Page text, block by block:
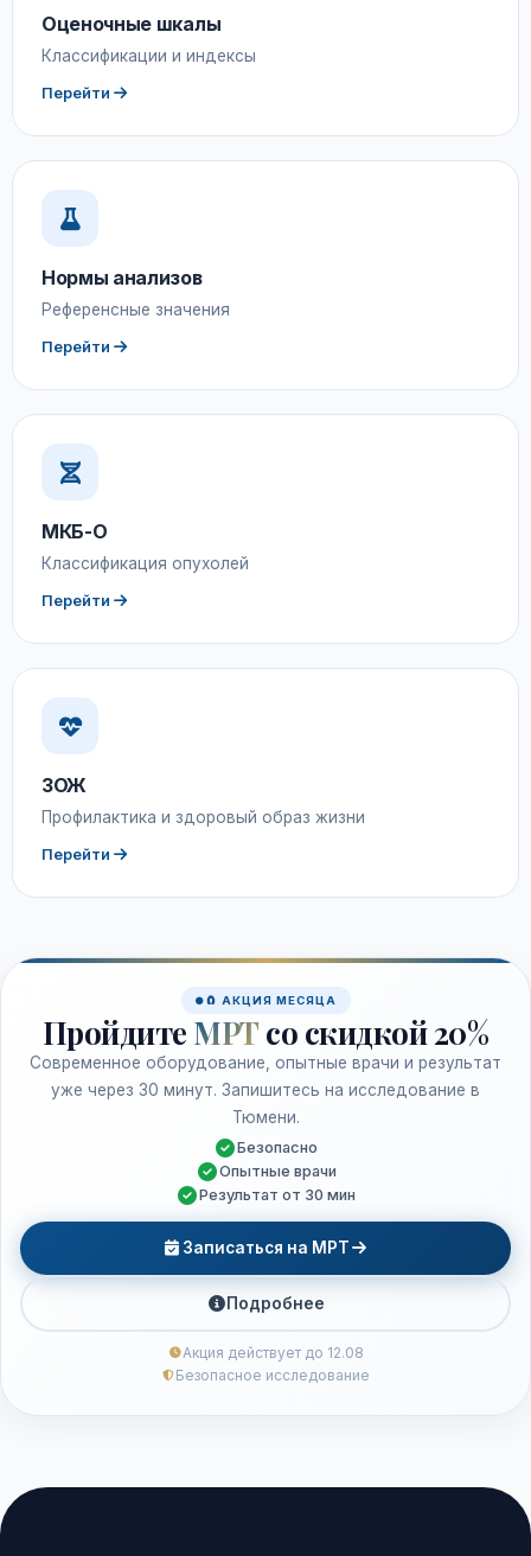
Оценочные шкалы
Классификации и индексы
Перейти
Нормы анализов
Референсные значения
Перейти
МКБ-О
Классификация опухолей
Перейти
ЗОЖ
Профилактика и здоровый образ жизни
Перейти
🧲 АКЦИЯ МЕСЯЦА
Пройдите МРТ со скидкой 20%
Современное оборудование, опытные врачи и результат
уже через 30 минут. Запишитесь на исследование в
Тюмени.
Безопасно
Опытные врачи
Результат от 30 мин
Записаться на МРТ
Подробнее
Акция действует до 12.08
Безопасное исследование